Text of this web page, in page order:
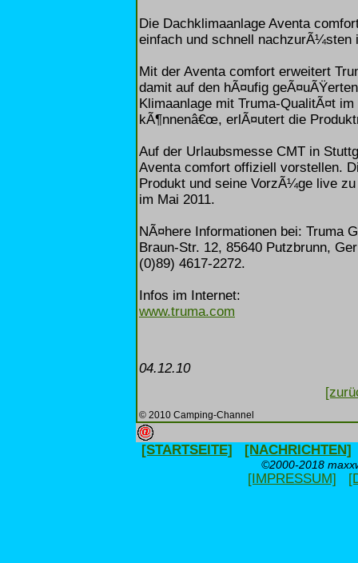
Die Dachklimaanlage Aventa
einfach und schnell nachzurÃ¼sten
Mit der Aventa comfort erweitert
damit auf den hÃ¤ufig
Klimaanlage mit Truma-QualitÃ¤t
kÃ¶nnenâ€œ, erlÃ¤utert die
Auf der Urlaubsmesse CMT in
Aventa comfort offiziell vorstellen.
Produkt und seine VorzÃ¼ge live
im Mai 2011.
NÃ¤here Informationen bei: Truma
Braun-Str. 12, 85640 Putzbrunn,
(0)89) 4617-2272.
Infos im Internet:
www.truma.com
04.12.10
© 2010 Camping-Channel
[STARTSEITE] [NACHRICHTEN]
©2000-2018
[IMPRESSUM]